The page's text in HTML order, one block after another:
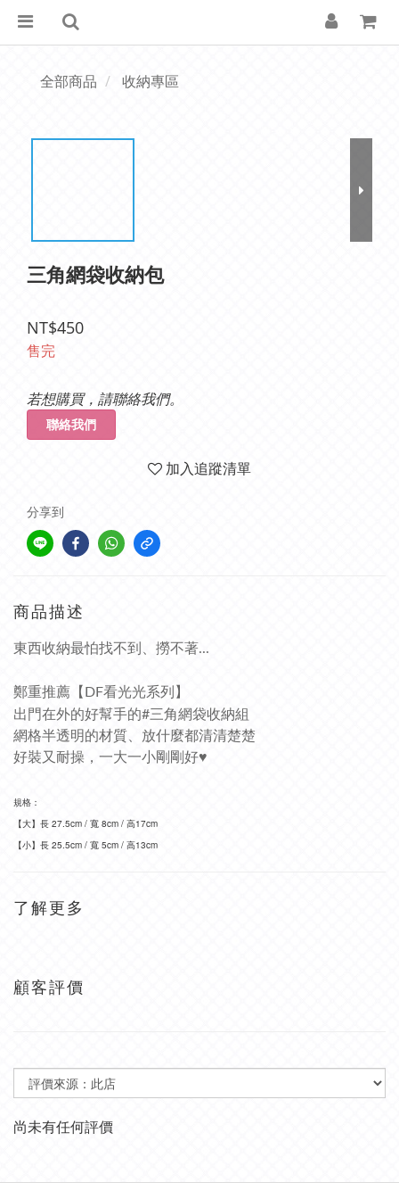
全部商品 收納專區
三角網袋收納包
NT$450
售完
若想購買，請聯絡我們。
聯絡我們
加入追蹤清單
分享到
商品描述
東西收納最怕找不到、撈不著...
鄭重推薦【DF看光光系列】
出門在外的好幫手的#三角網袋收納組
網格半透明的材質、放什麼都清清楚楚
好裝又耐操，一大一小剛剛好♥
規格：
【大】長 27.5cm / 寬 8cm / 高17cm
【小】長 25.5cm / 寬 5cm / 高13cm
了解更多
顧客評價
尚未有任何評價